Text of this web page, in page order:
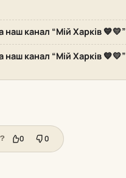
канал “Мій Харків 💙💛”
канал “Мій Харків 💙💛”
0 0